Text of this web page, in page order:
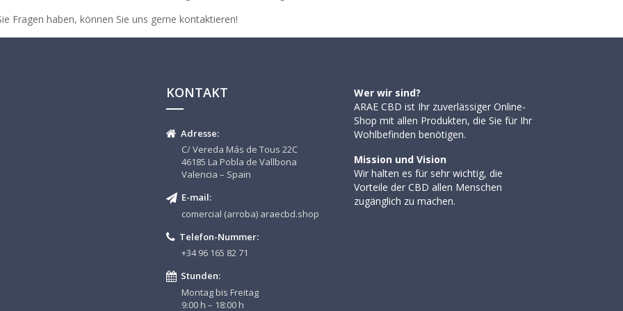
Fragen haben, können Sie uns gerne kontaktieren!
KONTAKT
Adresse:
C/ Vereda Más de Tous 22C
46185 La Pobla de Vallbona
Valencia – Spain
E-mail:
comercial (arroba) araecbd.shop
Telefon-Nummer:
+34 96 165 82 71
Stunden:
Montag bis Freitag
9:00 h – 18:00 h
Wer wir sind?
ARAE CBD ist Ihr zuverlässiger Online-
Shop mit allen Produkten, die Sie für Ihr
Wohlbefinden benötigen.
Mission und Vision
Wir halten es für sehr wichtig, die
Vorteile der CBD allen Menschen
zugänglich zu machen.